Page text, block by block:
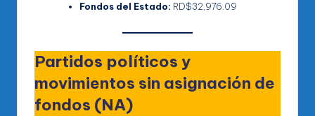
Fondos del Estado: RD$32,976.09
Partidos políticos y
movimientos sin asignación de
fondos (NA)